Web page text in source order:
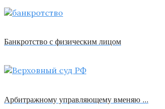
Банкротство с физическим лицом
Арбитражному управляющему вменяю …